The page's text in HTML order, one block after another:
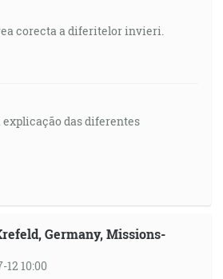
corecta a diferitelor invieri.
explicação das diferentes
Germany, Missions-
10:00